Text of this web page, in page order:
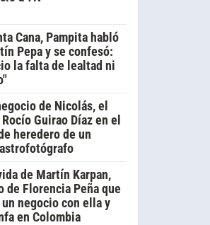
Cana, Pampita habló
Pepa y se confesó:
la falta de lealtad ni
de Nicolás, el
Guirao Díaz en el
heredero de un
de Martín Karpan,
de Florencia Peña que
negocio con ella y
en Colombia